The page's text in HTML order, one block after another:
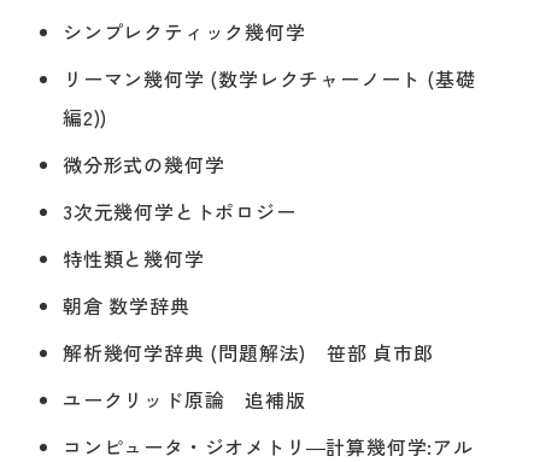
シンプレクティック幾何学
リーマン幾何学 (数学レクチャーノート (基礎
編2))
微分形式の幾何学
3次元幾何学とトポロジー
特性類と幾何学
朝倉 数学辞典
解析幾何学辞典 (問題解法) 笹部 貞市郎
ユークリッド原論 追補版
コンピュータ・ジオメトリ―計算幾何学:アル